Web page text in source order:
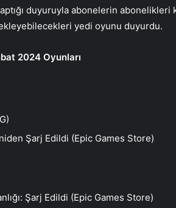
duyuruyla abonelerin abonelikleri
yedi oyunu duyurdu.
2024 Oyunları
Şarj Edildi (Epic Games Store)
Şarj Edildi (Epic Games Store)